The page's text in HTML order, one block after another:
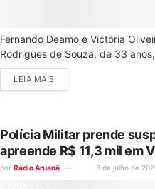
Fernando Deamo e Victória
Rodrigues de Souza, de 33
LEIA MAIS
Polícia Militar prende
apreende R$ 11,3 mil em
por Rádio Aruanã 8 de julho de